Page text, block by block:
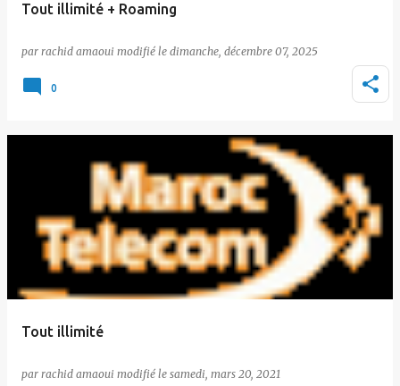
Tout illimité + Roaming
par rachid amaoui le dimanche, décembre 07, 2025
0
Tout illimité
par rachid amaoui le samedi, mars 20, 2021